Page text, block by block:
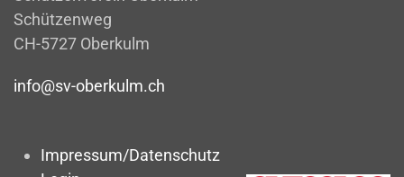
Schützenweg
CH-5727 Oberkulm
info@sv-oberkulm.ch
Impressum/Datenschutz